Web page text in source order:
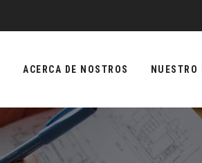
ACERCA DE NOSTROS NUESTRO